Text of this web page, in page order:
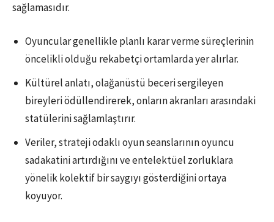
sağlamasıdır.
Oyuncular genellikle planlı karar verme süreçlerinin
öncelikli olduğu rekabetçi ortamlarda yer alırlar.
Kültürel anlatı, olağanüstü beceri sergileyen
bireyleri ödüllendirerek, onların akranları arasındaki
statülerini sağlamlaştırır.
Veriler, strateji odaklı oyun seanslarının oyuncu
sadakatini artırdığını ve entelektüel zorluklara
yönelik kolektif bir saygıyı gösterdiğini ortaya
koyuyor.